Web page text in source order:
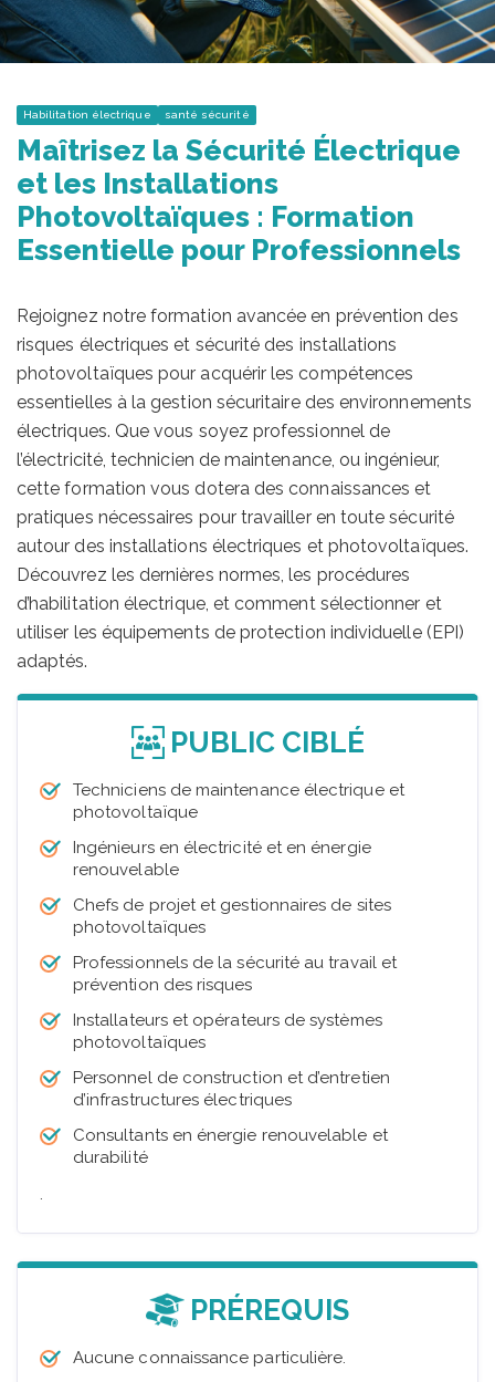
Habilitation électrique santé sécurité
Maîtrisez la Sécurité Électrique
et les Installations
Photovoltaïques : Formation
Essentielle pour Professionnels
Rejoignez notre formation avancée en prévention des
risques électriques et sécurité des installations
photovoltaïques pour acquérir les compétences
essentielles à la gestion sécuritaire des environnements
électriques. Que vous soyez professionnel de
l’électricité, technicien de maintenance, ou ingénieur,
cette formation vous dotera des connaissances et
pratiques nécessaires pour travailler en toute sécurité
autour des installations électriques et photovoltaïques.
Découvrez les dernières normes, les procédures
d’habilitation électrique, et comment sélectionner et
utiliser les équipements de protection individuelle (EPI)
adaptés.
PUBLIC CIBLÉ
Techniciens de maintenance électrique et
photovoltaïque
Ingénieurs en électricité et en énergie
renouvelable
Chefs de projet et gestionnaires de sites
photovoltaïques
Professionnels de la sécurité au travail et
prévention des risques
Installateurs et opérateurs de systèmes
photovoltaïques
Personnel de construction et d’entretien
d’infrastructures électriques
Consultants en énergie renouvelable et
durabilité
.
PRÉREQUIS
Aucune connaissance particulière.